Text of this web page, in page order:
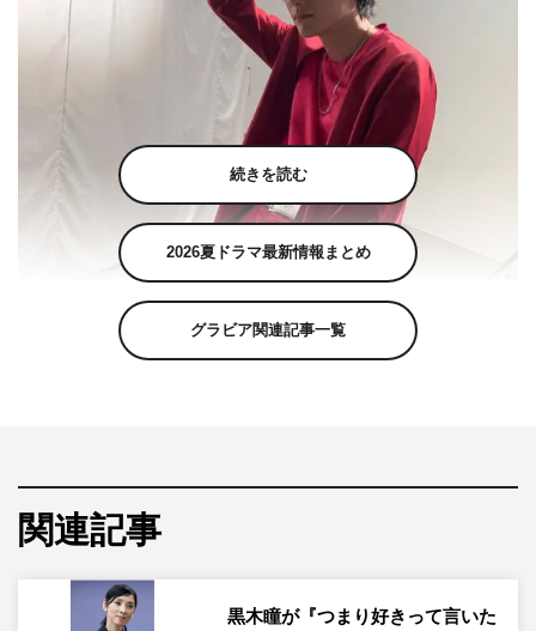
櫻井海音が10月8日（金）に自身のInstagramを更新し、写
真を公開した。
櫻井は「テレビ東京『つまり好きって言いたいんだけ
ど、』第一話ご覧いただけたでしょうか！本当に色んな人
続きを読む
2026夏ドラマ最新情報まとめ
グラビア関連記事一覧
関連記事
黒木瞳が『つまり好きって言いた